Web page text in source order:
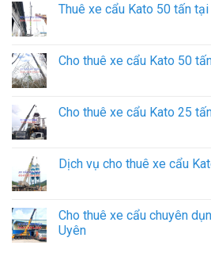
Thuê xe cẩu Kato 50 tấn
Cho thuê xe cẩu Kato 50
Cho thuê xe cẩu Kato 25
Dịch vụ cho thuê xe cẩu
Cho thuê xe cẩu chuyên
Uyên